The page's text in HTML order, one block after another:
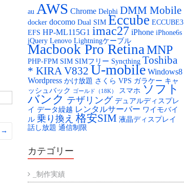
→
楽天ひかり（クロスパスとPPPoEで冗長化）
Kagoya Cloud VPSの盲点（AWSからの移行）
KAGOYA Cloud VPS 無料SSL
配膳ロボット
Youtube のLIVE配信用URLを固定する
au AWS Chrome Delphi DMM Mobile
docker docomo Dual SIM Eccube ECCUBE3
EFS HP-ML115G1 imac27 iPhone iPhone6s
jQuery Lenovo Lightningケーブル
Macbook Pro RetinaMNP
PHP-FPM SIM SIMフリー Syncthing Toshiba
* KIRA V832 U-mobile Windows8
Wordpress かけ放題 さくら VPS ガラケー キャ
ッシュバック
ゴールド（18K） スマホ ソフト
バンク テザリング デュアルディスプレ
イ データ繰越 レンタルサーバー ワイモバイ
ル 乗り換え 格安SIM 液晶ディスプレイ
話し放題 通信制限
カテゴリー
_制作実績